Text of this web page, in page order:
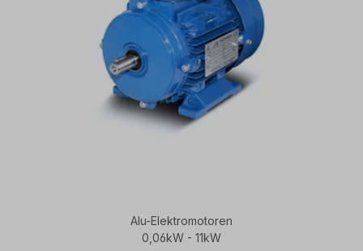
Alu-Elektromotoren
0,06kW - 11kW